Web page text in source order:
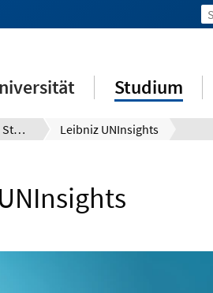
Studium
Angebote für Studieninteressierte Leibniz UNInsights